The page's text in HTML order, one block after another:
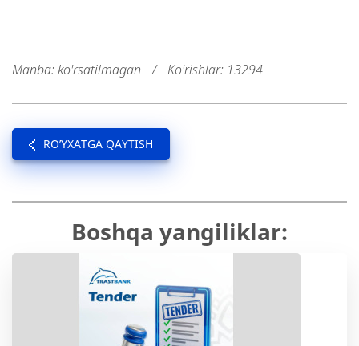
Manba: ko'rsatilmagan / Ko'rishlar: 13294
RO’YXATGA QAYTISH
Boshqa yangiliklar: